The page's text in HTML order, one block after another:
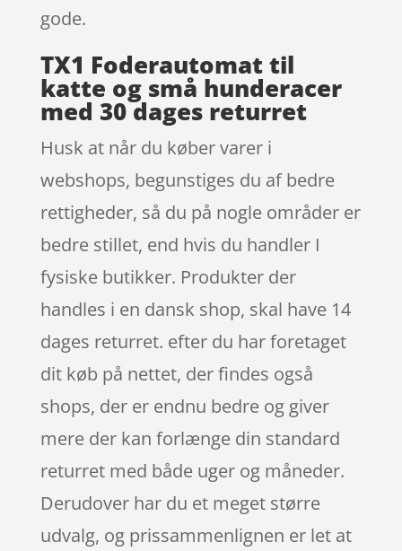
gode.
TX1 Foderautomat til
katte og små hunderacer
med 30 dages returret
Husk at når du køber varer i
webshops, begunstiges du af bedre
rettigheder, så du på nogle områder er
bedre stillet, end hvis du handler I
fysiske butikker. Produkter der
handles i en dansk shop, skal have 14
dages returret. efter du har foretaget
dit køb på nettet, der findes også
shops, der er endnu bedre og giver
mere der kan forlænge din standard
returret med både uger og måneder.
Derudover har du et meget større
udvalg, og prissammenlignen er let at